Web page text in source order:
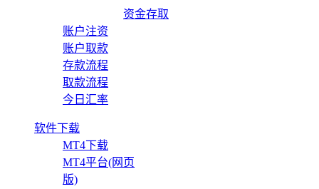
资金存取
账户注资
账户取款
存款流程
取款流程
今日汇率
软件下载
MT4下载
MT4平台(网页
版)